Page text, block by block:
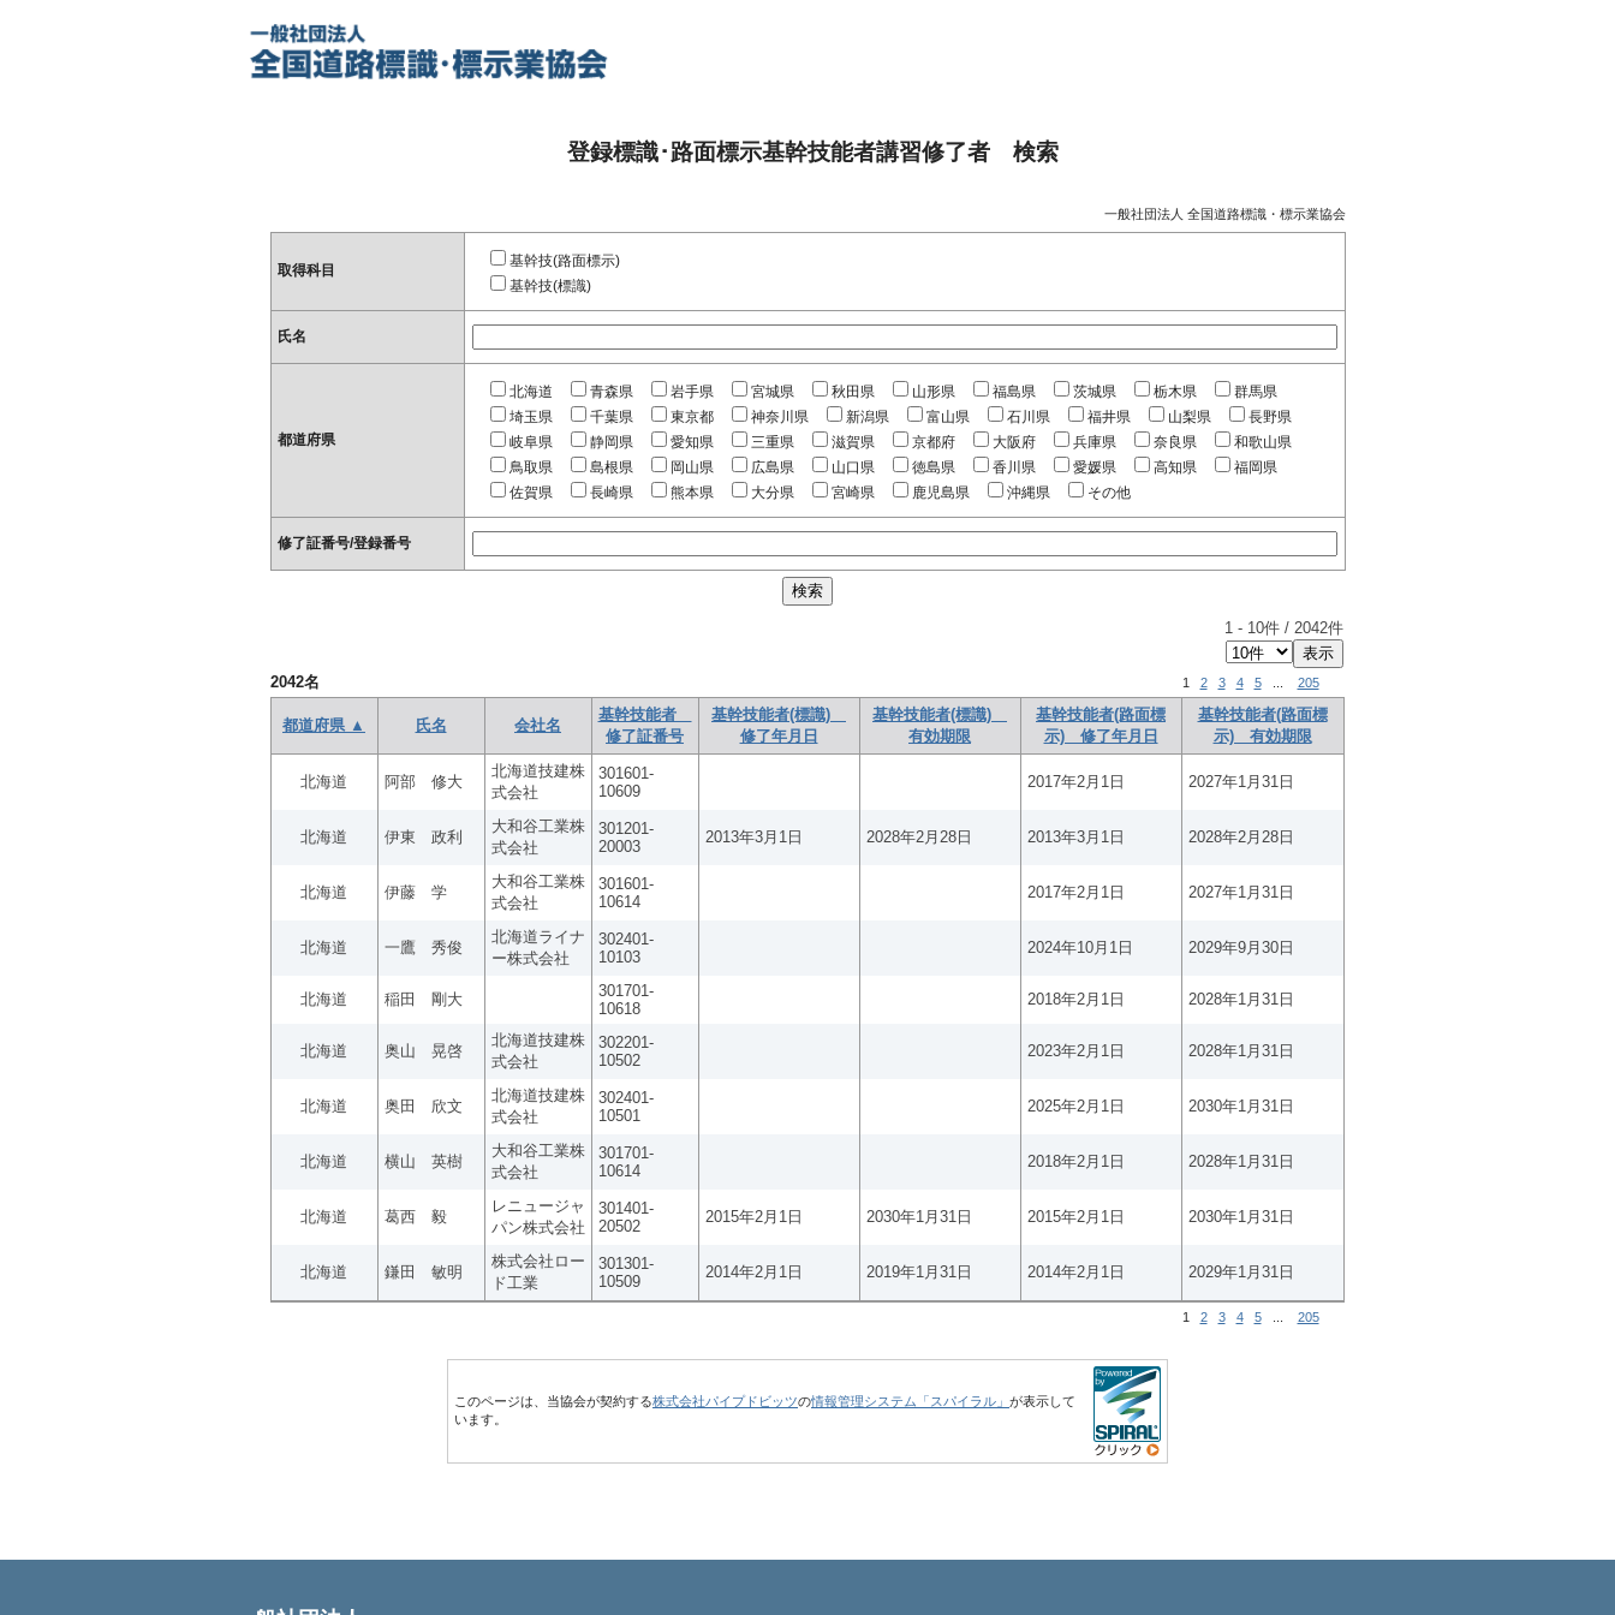
登録標識･路面標示基幹技能者講習修了者 検索
一般社団法人 全国道路標識・標示業協会
取得科目
基幹技(路面標示)
基幹技(標識)
氏名
都道府県
北海道 青森県 岩手県 宮城県 秋田県 山形県 福島県 茨城県 栃木県
群馬県
埼玉県
千葉県 東京都 神奈川県 新潟県 富山県 石川県 福井県 山梨県
長野県
岐阜県
静岡県 愛知県 三重県 滋賀県 京都府 大阪府 兵庫県 奈良県
和歌山県
鳥取県
島根県 岡山県 広島県 山口県 徳島県 香川県 愛媛県 高知県
福岡県
佐賀県
長崎県 熊本県 大分県 宮崎県 鹿児島県 沖縄県 その他
修了証番号/登録番号
1- 10件 / 2042件
2042名 1 2 3 4 5 205
都道府県 ▲ 氏名 会社名
基幹技能者
修了証番号
基幹技能者(標識)
修了年月日
基幹技能者(標識)
有効期限
基幹技能者(路面標
示) 修了年月日
基幹技能者(路面標
示) 有効期限
北海道 阿部 修大
北海道技建株
式会社
301601-
10609
2017年2月1日 2027年1月31日
北海道 伊東 政利
大和谷工業株
式会社
301201-
20003
2013年3月1日 2028年2月28日 2013年3月1日 2028年2月28日
北海道 伊藤 学
大和谷工業株
式会社
301601-
10614
2017年2月1日 2027年1月31日
北海道 一鷹 秀俊
北海道ライナ
ー株式会社
302401-
10103
2024年10月1日 2029年9月30日
北海道 稲田 剛大
301701-
10618
2018年2月1日 2028年1月31日
北海道 奥山 晃啓
北海道技建株
式会社
302201-
10502
2023年2月1日 2028年1月31日
北海道 奥田 欣文
北海道技建株
式会社
302401-
10501
2025年2月1日 2030年1月31日
北海道 横山 英樹
大和谷工業株
式会社
301701-
10614
2018年2月1日 2028年1月31日
北海道 葛西 毅
レニュージャ
パン株式会社
301401-
20502
2015年2月1日 2030年1月31日 2015年2月1日 2030年1月31日
北海道 鎌田 敏明
株式会社ロー
ド工業
301301-
10509
2014年2月1日 2019年1月31日 2014年2月1日 2029年1月31日
1 2 3 4 5 205
このページは、当協会が契約する株式会社パイプドビッツの情報管理システム「スパイラル」 が表示して
います。